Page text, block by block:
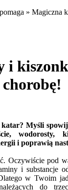
» Magiczna
i
Myśli
wodorosty,
i poprawią
Oczywiście pod
i substancje
w Twoim
do